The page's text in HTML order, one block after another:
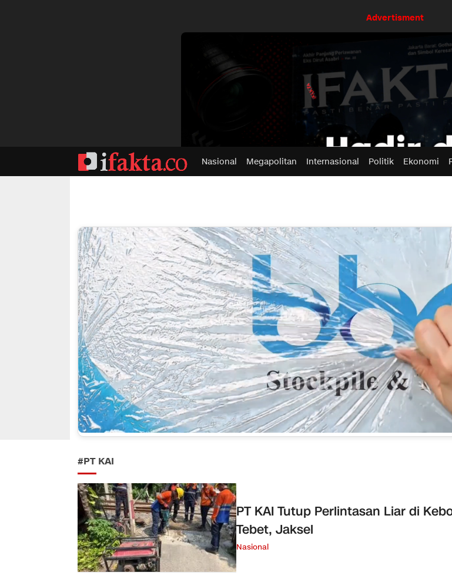
Advertisment
Nasional Megapolitan Internasional Politik Ekonomi
#PT KAI
PT KAI Tutup Perlintasan Liar di
Tebet, Jaksel
Nasional